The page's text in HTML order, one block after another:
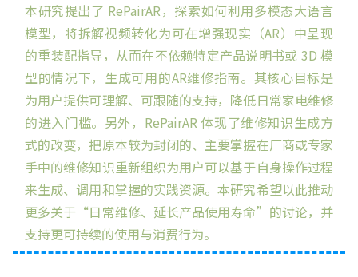
本研究提出了 RePairAR，探索如何利用多模态大语言
模型，将拆解视频转化为可在增强现实（AR）中呈现
的重装配指导，从而在不依赖特定产品说明书或 3D 模
型的情况下，生成可用的AR维修指南。其核心目标是
为用户提供可理解、可跟随的支持，降低日常家电维修
的进入门槛。另外，RePairAR 体现了维修知识生成方
式的改变，把原本较为封闭的、主要掌握在厂商或专家
手中的维修知识重新组织为用户可以基于自身操作过程
来生成、调用和掌握的实践资源。本研究希望以此推动
更多关于“日常维修、延长产品使用寿命”的讨论，并
支持更可持续的使用与消费行为。